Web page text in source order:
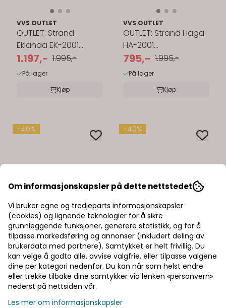
VVS OUTLET
OUTLET: Strand
Eklanda EK-2001
servantbatteri
1.197,- 1.995,-
På lager
Kjøp
VVS OUTLET
OUTLET: Strand Haga
HA-2001
servantbatteri
795,- 1.995,-
På lager
Kjøp
-40% -40%
Om informasjonskapsler på dette nettstedet
Vi bruker egne og tredjeparts informasjonskapsler
(cookies) og lignende teknologier for å sikre
grunnleggende funksjoner, generere statistikk, og for å
tilpasse markedsføring og annonser (inkludert deling av
brukerdata med partnere). Samtykket er helt frivillig. Du
kan velge å godta alle, avvise valgfrie, eller tilpasse valgene
dine per kategori nedenfor. Du kan når som helst endre
eller trekke tilbake dine samtykker via lenken «personvern»
nederst på nettsiden vår.
Les mer om informasjonskapsler